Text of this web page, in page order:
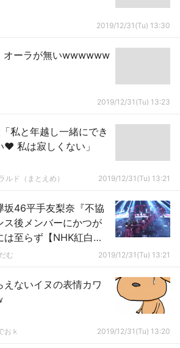
2019/12/31(Tu) 13:30
オーラが無いwwwwww
2019/12/31(Tu) 13:23
私と年越し一緒にでき
♥ 私は寂しくない」
ルド（まとえめ） 2019/12/31(Tu) 13:21
坂46平手友梨奈『不協
ス後メンバーにかつが
至らず【NHK紅白歌
む 2019/12/31(Tu) 13:21
ないイヌの表情カワ
おｋ 2019/12/31(Tu) 13:20